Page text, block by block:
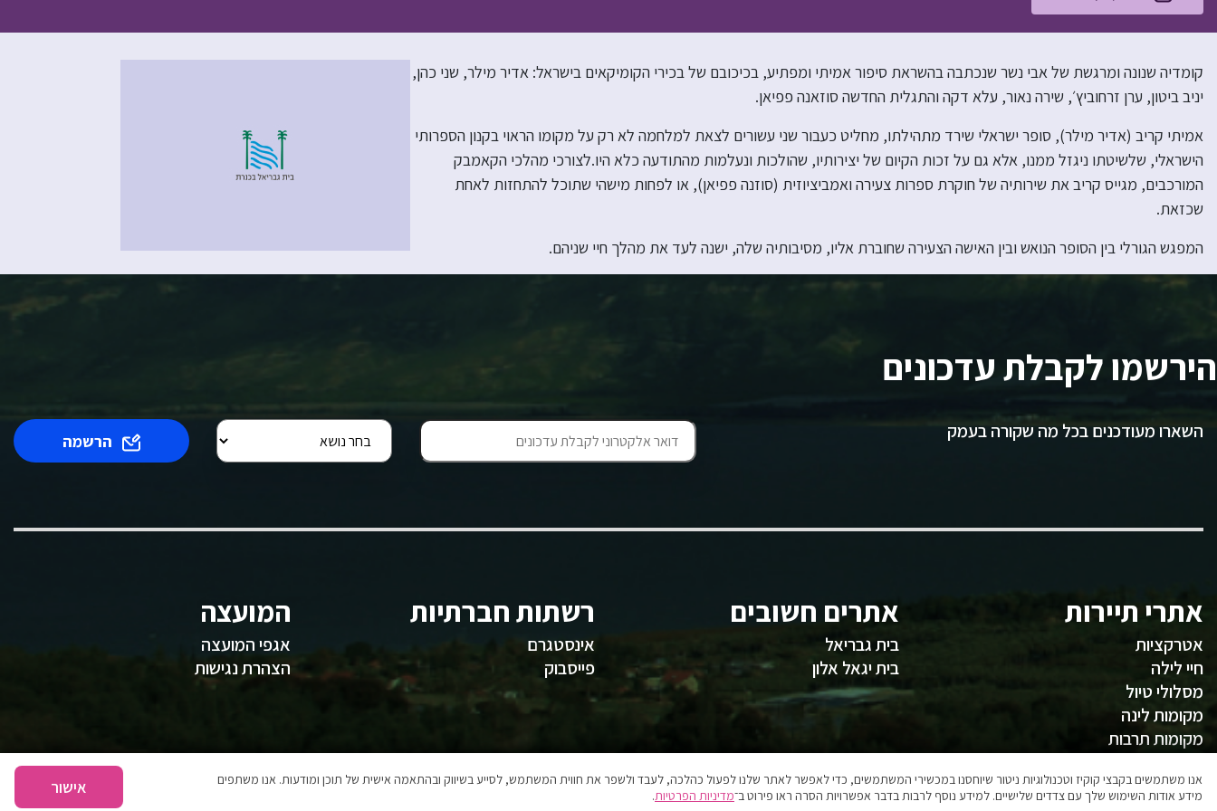
קומדיה שנונה ומרגשת של אבי נשר שנכתבה בהשראת סיפור אמיתי ומפתיע, בכיכובם של בכירי הקומיקאים בישראל: אדיר מילר, שני כהן,
יניב ביטון, ערן זרחוביץ׳, שירה נאור, עלא דקה והתגלית החדשה סוזאנה פפיאן.
אמיתי קריב (אדיר מילר), סופר ישראלי שירד מתהילתו, מחליט כעבור שני עשורים לצאת למלחמה לא רק על מקומו הראוי בקנון הספרותי
הישראלי, שלשיטתו ניגזל ממנו, אלא גם על זכות הקיום של יצירותיו, שהולכות ונעלמות מהתודעה כלא היו.לצורכי מהלכי הקאמבק
המורכבים, מגייס קריב את שירותיה של חוקרת ספרות צעירה ואמביציוזית (סוזנה פפיאן), או לפחות מישהי שתוכל להתחזות לאחת
שכזאת.
המפגש הגורלי בין הסופר הנואש ובין האישה הצעירה שחוברת אליו, מסיבותיה שלה, ישנה לעד את מהלך חיי שניהם.
הירשמו לקבלת עדכונים
השארו מעודכנים בכל מה שקורה בעמק הרשמה
אתרי תיירות
אטרקציות
חיי לילה
מסלולי טיול
מקומות לינה
מקומות תרבות
אתרים חשובים
בית גבריאל
בית יגאל אלון
רשתות חברתיות
אינסטגרם
פייסבוק
המועצה
אגפי המועצה
הצהרת נגישות
אנו משתמשים בקבצי קוקיז וטכנולוגיות ניטור שיוחסנו במכשירי המשתמשים, כדי לאפשר לאתר שלנו לפעול כהלכה, לעבד ולשפר את חווית המשתמש, לסייע בשיווק ובהתאמה אישית של תוכן ומודעות. אנו משתפים
מידע אודות השימוש שלך עם צדדים שלישיים. למידע נוסף לרבות בדבר אפשרויות הסרה ראו פירוט ב־מדיניות הפרטיות. אישור